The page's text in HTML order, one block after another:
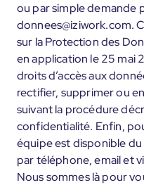
ou par simple demande
donnees@iziwork.com.
sur la Protection des
en application le 25 mai
droits d’accès aux
rectifier, supprimer ou
suivant la procédure
confidentialité. Enfin,
équipe est disponible du
par téléphone, email et
Nous sommes là pour